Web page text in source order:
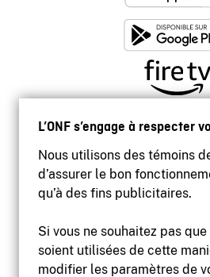
L’ONF s’engage à respecter
Nous utilisons des témoins
d’assurer le bon
qu’à des fins publicitaires.
Si vous ne souhaitez pas
soient utilisées de cette
modifier les paramètres de